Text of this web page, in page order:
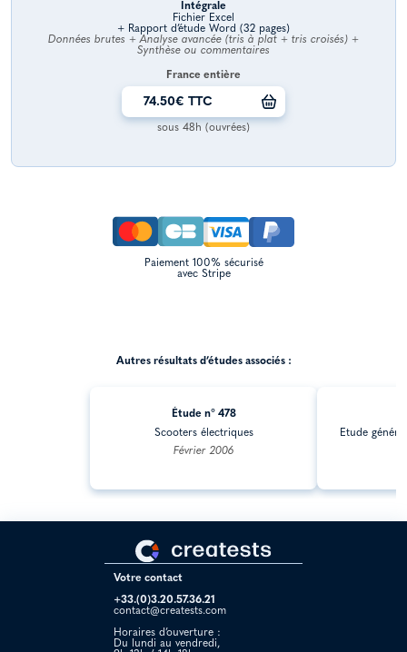
Intégrale
Fichier Excel
+ Rapport d’étude Word (32 pages)
Données brutes + Analyse avancée (tris à plat + tris croisés) +
Synthèse ou commentaires
France entière
74.50€ TTC
sous 48h (ouvrées)
Paiement 100% sécurisé
avec Stripe
Autres résultats d’études associés :
Étude n° 478
Scooters électriques
Février 2006
Etude
Votre contact
+33.(0)3.20.57.36.21
contact@creatests.com
Horaires d’ouverture :
Du lundi au vendredi,